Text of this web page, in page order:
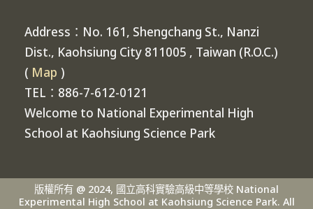
Address：No. 161, Shengchang St., Nanzi
Dist., Kaohsiung City 811005 , Taiwan (R.O.C.)
( Map )
TEL：886-7-612-0121
Welcome to National Experimental High
School at Kaohsiung Science Park
版權所有 @ 2024, 國立高科實驗高級中等學校 National
Experimental High School at Kaohsiung Science Park. All